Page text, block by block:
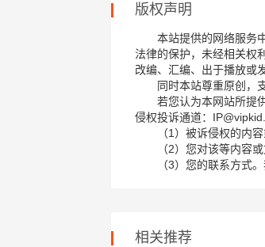
版权声明
本站提供的网络服务
法律的保护，未经相关权
改编、汇编、出于播放或
同时本站尊重原创，
若您认为本网站所提
侵权投诉通道：
（1）被诉侵权的内
（2）您对该等内容
（3）您的联系方式
相关推荐